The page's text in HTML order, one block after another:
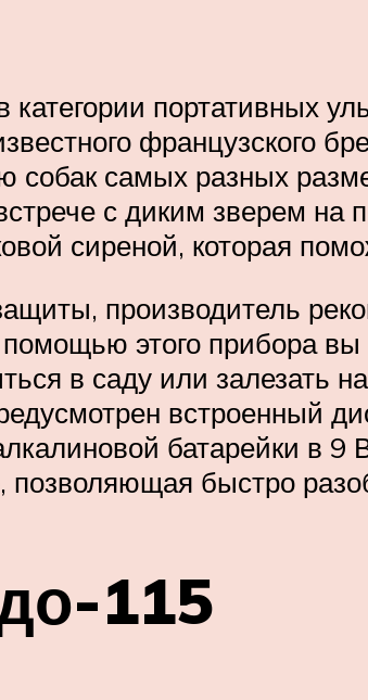
категории портативных
французского
собак самых разных
с диким зверем на
сиреной, которая
производитель
этого прибора вы
в саду или залезать
встроенный
батарейки в
позволяющая быстро
115